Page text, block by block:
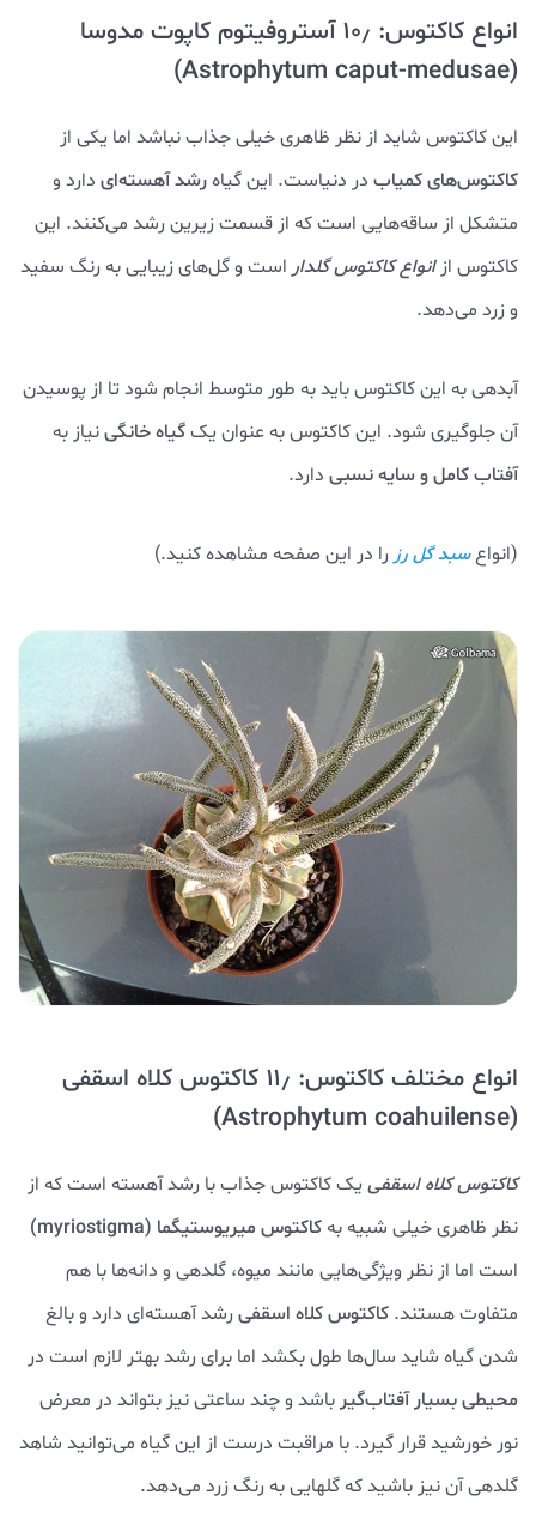
انواع کاکتوس: ۱۰٫ آستروفیتوم کاپوت مدوسا
(Astrophytum caput-medusae)
این کاکتوس شاید از نظر ظاهری خیلی جذاب نباشد اما یکی از
کاکتوس‌های کمیاب در دنیاست. این گیاهرشد آهسته‌ای دارد و
متشکل از ساقه‌هایی است که از قسمت زیرین رشد می‌کنند. این
کاکتوس ازانواع کاکتوس‌ گلدار است و گل‌های زیبایی به رنگ سفید
و زرد می‌دهد.
آبدهی به این کاکتوس باید به طور متوسط انجام شود تا از پوسیدن
آن جلوگیری شود. این کاکتوس به عنوان یکگیاه خانگینیاز به
آفتاب کامل و سایه نسبی دارد.
(انواعسبد گل رز را در این صفحه مشاهده کنید.)
انواع مختلف کاکتوس: ۱۱٫ کاکتوس کلاه اسقفی
(Astrophytum coahuilense)
کاکتوس کلاه اسقفی یک کاکتوس جذاب با رشد آهسته است که از
نظر ظاهری خیلی شبیه بهکاکتوس میریوستیگما (myriostigma)
است اما از نظر ویژگی‌هایی مانند میوه، گلدهی و دانه‌ها با هم
متفاوت هستند. کاکتوس کلاه اسقفی رشد آهسته‌ای دارد و بالغ
شدن گیاه شاید سال‌ها طول بکشد اما برای رشد بهتر لازم است در
محیطی بسیار آفتاب‌گیر باشد و چند ساعتی نیز بتواند در معرض
نور خورشید قرار گیرد. با مراقبت درست از این گیاه می‌توانید شاهد
گلدهی آن نیز باشید که گلهایی به رنگ زرد می‌دهد.